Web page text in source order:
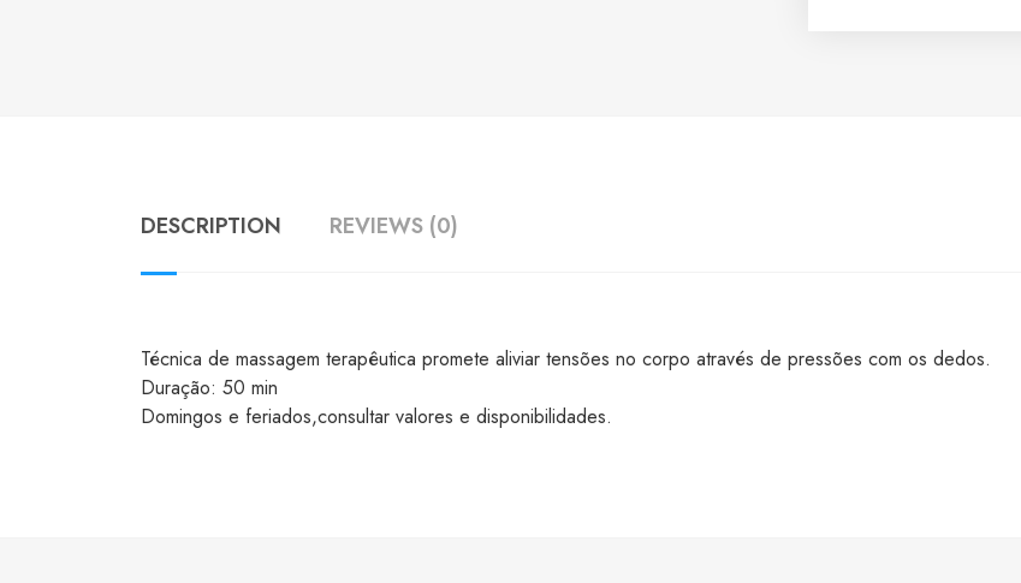
DESCRIPTION REVIEWS (0)
Técnica de massagem terapêutica promete aliviar tensões no corpo através de pressões com os dedos.
Duração: 50 min
Domingos e feriados,consultar valores e disponibilidades.